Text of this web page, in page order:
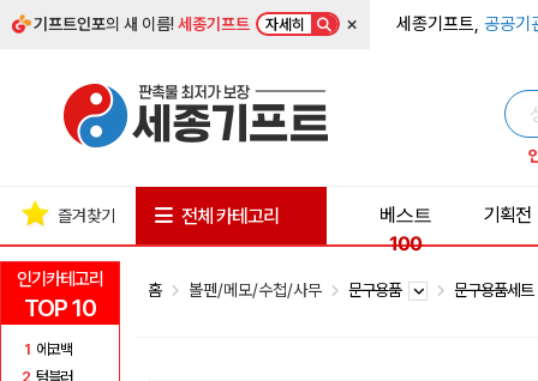
기프트인포의 새 이름!세종기프트 자세히 × 세종기프트, 공공기
인기카테고리
TOP 10
1 에코백
2 텀블러
즐겨찾기 전체 카테고리
베스트
100
기획전
홈 볼펜/메모/수첩/사무 문구용품 문구용품세